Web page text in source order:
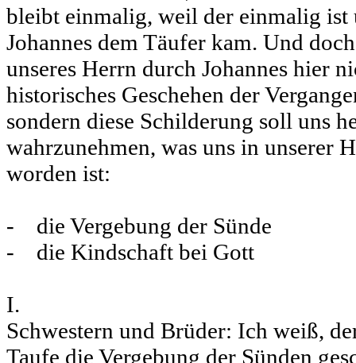
bleibt einmalig, weil der einmalig ist
Johannes dem Täufer kam. Und
unseres Herrn durch Johannes hier
historisches Geschehen der
sondern diese Schilderung soll uns
wahrzunehmen, was uns in unserer
worden ist:
- die Vergebung der Sünde
- die Kindschaft bei Gott
I.
Schwestern und Brüder: Ich weiß,
Taufe die Vergebung der Sünden